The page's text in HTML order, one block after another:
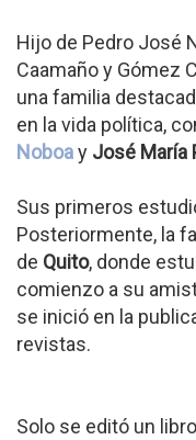
Hijo de Pedro José
Caamaño y Gómez
una familia
en la vida política,
Noboay José María
Sus primeros
Posteriormente, la
de Quito, donde
comienzo a su
se inició en la
revistas.
Solo se editó un